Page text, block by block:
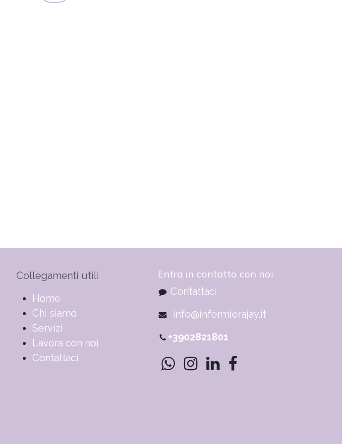
Collegamenti utili
​​​​​​​​​​​​​​​​H​o​m​e
Chi siamo
Servizi
Lavora con noi
Contattaci
Entra in contatto con noi
Contattaci
info@infermierajay.it
+3902821801